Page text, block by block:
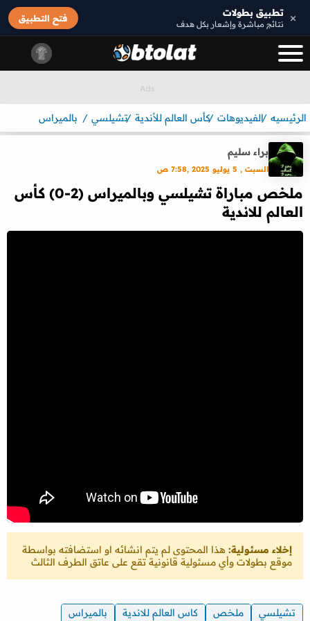
× تطبيق بطولات
نتائج مباشرة وإشعار بكل هدف
فتح التطبيق
الرئيسيه الفيديوهات كأس العالم للأندية تشيلسي بالميراس
براء سليم
السبت , 5 يوليو 2025 ,7:58 ص
ملخص مباراة تشيلسي وبالميراس (2-0) كأس
العالم للاندية
إخلاء مسئولية: هذا المحتوى لم يتم انشائه او استضافته بواسطة
موقع بطولات وأي مسئولية قانونية تقع على عاتق الطرف الثالث
تشيلسي ملخص كاس العالم للاندية بالميراس